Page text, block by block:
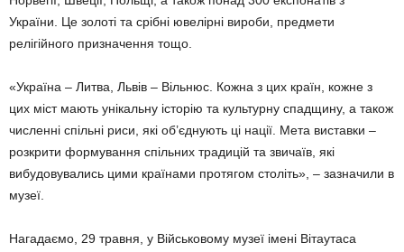
України. Це золоті та срібні ювелірні вироби, предмети
релігійного призначення тощо.
«Україна – Литва, Львів – Вільнюс. Кожна з цих країн, кожне з
цих міст мають унікальну історію та культурну спадщину, а також
численні спільні риси, які об’єднують ці нації. Мета виставки –
розкрити формування спільних традицій та звичаїв, які
вибудовувались цими країнами протягом століть», – зазначили в
музеї.
Нагадаємо, 29 травня, у Військовому музеї імені Вітаутаса